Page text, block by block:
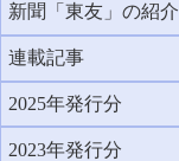
新聞「東友」の紹介
連載記事
2025年発行分
2023年発行分